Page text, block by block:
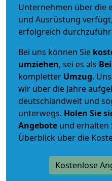
Unternehmen über die
und Ausrüstung
erfolgreich
Bei uns können Sie
umziehen, sei es als
kompletter Umzug.
wir über die Jahre
deutschlandweit und
unterwegs. Holen Sie
Angebote und erhalten
Überblick über die
Kostenlose